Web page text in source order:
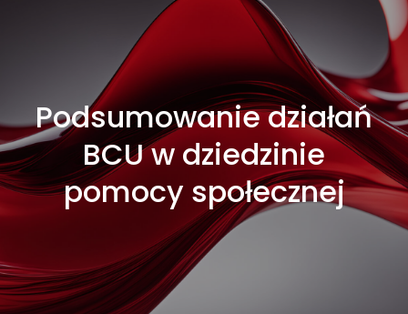
Podsumowanie działań
BCU w dziedzinie
pomocy społecznej